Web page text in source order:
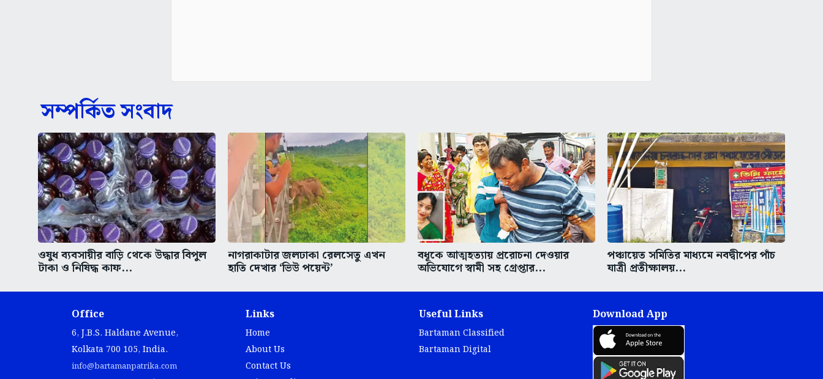
সম্পর্কিত সংবাদ
ওষুধ ব্যবসায়ীর বাড়ি থেকে উদ্ধার বিপুল
টাকা ও নিষিদ্ধ কাফ...
নাগরাকাটার জলঢাকা রেলসেতু এখন
হাতি দেখার ‘ভিউ পয়েন্ট’
বধূকে আত্মহত্যায় প্ররোচনা দেওয়ার
অভিযোগে স্বামী সহ গ্রেপ্তার...
পঞ্চায়েত সমিতির মাধ্যমে নবদ্বীপের পাঁচ
যাত্রী প্রতীক্ষালয়...
Office
6, J.B.S. Haldane Avenue,
Kolkata 700 105, India.
info@bartamanpatrika.com
Links
Home
About Us
Contact Us
Useful Links
Bartaman Classified
Bartaman Digital
Download App